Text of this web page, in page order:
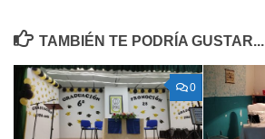
TAMBIÉN TE PODRÍA GUSTAR...
0